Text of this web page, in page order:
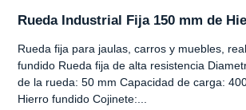
Rueda Industrial Fija 150 mm de
Rueda fija para jaulas, carros y muebles,
fundido Rueda fija de alta resistencia
de la rueda: 50 mm Capacidad de carga:
Hierro fundido Cojinete:...